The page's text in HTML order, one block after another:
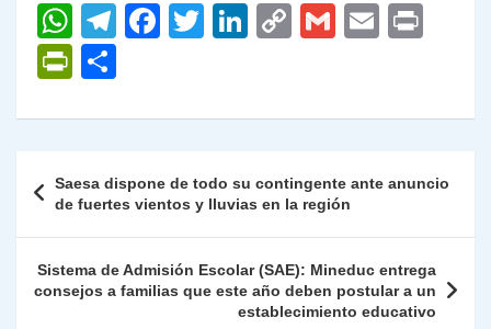
W
h
at
s
p
p
T
gr
m
F
e
o
o
k
T
er
Li
e
n
C
y
n
k
G
l
E
l
P
nt
ie
n
dl
y
m
p
ar
tir
de
entradas
Saesa dispone de todo su contingente ante anuncio
de fuertes vientos y lluvias en la región
Sistema de Admisión Escolar (SAE): Mineduc entrega
consejos a familias que este año deben postular a un
establecimiento educativo